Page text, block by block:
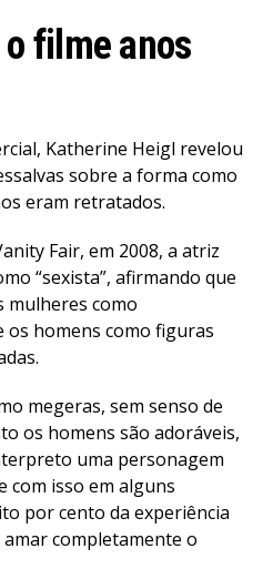
filme anos
Katherine Heigl revelou
sobre a forma como
eram retratados.
Fair, em 2008, a atriz
“sexista”, afirmando que
mulheres como
os homens como figuras
megeras, sem senso de
os homens são adoráveis,
uma personagem
com isso em alguns
por cento da experiência
completamente o